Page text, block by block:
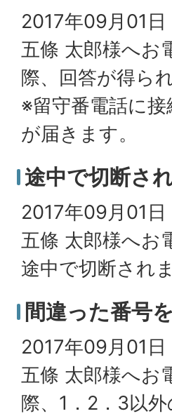
2017年09月01
五條 太郎様へお
際、回答が得ら
※留守番電話に
が届きます。
途中で切断さ
2017年09月01
五條 太郎様へお
途中で切断され
間違った番号
2017年09月01
五條 太郎様へお
際、1．2．3以